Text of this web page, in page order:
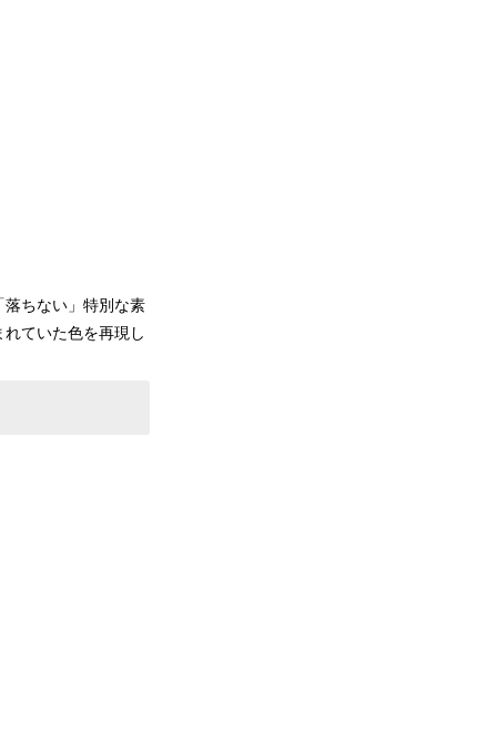
ちない」特別な素
ていた色を再現し